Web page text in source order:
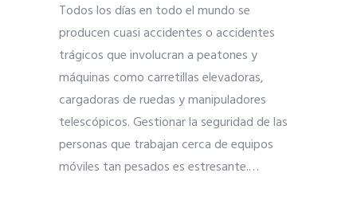
Todos los días en todo el mundo se
producen cuasi accidentes o accidentes
trágicos que involucran a peatones y
máquinas como carretillas elevadoras,
cargadoras de ruedas y manipuladores
telescópicos. Gestionar la seguridad de las
personas que trabajan cerca de equipos
móviles tan pesados es estresante.…